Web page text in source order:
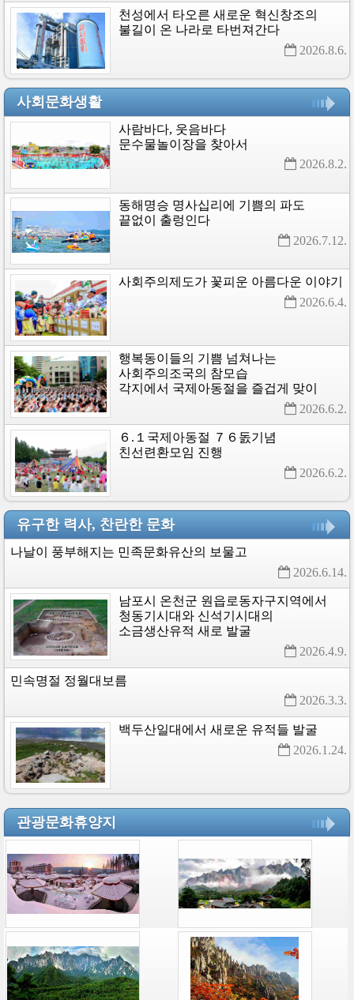
천성에서 타오른 새로운 혁신창조의
불길이
온 나라로 타번져간다
2026.8.6.
사회문화생활
사람바다, 웃음바다
문수물놀이장을 찾아서
2026.8.2.
동해명승 명사십리에 기쁨의 파도
끝없이
출렁인다
2026.7.12.
사회주의제도가 꽃피운 아름다운 이야기
2026.6.4.
행복동이들의 기쁨 넘쳐나는
사회주의조국의 참모습
각지에서 국제아동절을 즐겁게 맞이
2026.6.2.
６.１국제아동절 ７６돐기념
친선련환모임 진행
2026.6.2.
유구한 력사, 찬란한 문화
나날이 풍부해지는 민족문화유산의
보물고
2026.6.14.
남포시 온천군 원읍로동자구지역에서
청동기시대와 신석기시대의
소금생산유적 새로 발굴
2026.4.9.
민속명절 정월대보름
2026.3.3.
백두산일대에서 새로운 유적들 발굴
2026.1.24.
관광문화휴양지